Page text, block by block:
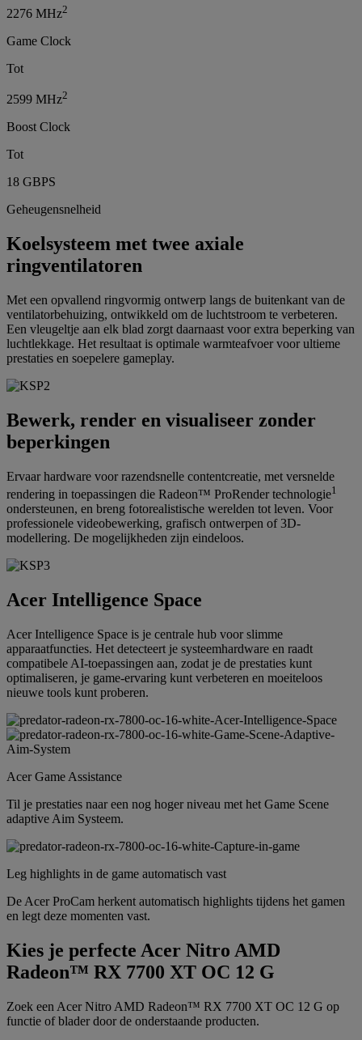
2276 MHz2
Game Clock
Tot
2599 MHz2
Boost Clock
Tot
18 GBPS
Geheugensnelheid
Koelsysteem met twee axiale
ringventilatoren
Met een opvallend ringvormig ontwerp langs de buitenkant van de
ventilatorbehuizing, ontwikkeld om de luchtstroom te verbeteren.
Een vleugeltje aan elk blad zorgt daarnaast voor extra beperking van
luchtlekkage. Het resultaat is optimale warmteafvoer voor ultieme
prestaties en soepelere gameplay.
Bewerk, render en visualiseer zonder
beperkingen
Ervaar hardware voor razendsnelle contentcreatie, met versnelde
rendering in toepassingen die Radeon™ ProRender technologie1
ondersteunen, en breng fotorealistische werelden tot leven. Voor
professionele videobewerking, grafisch ontwerpen of 3D-
modellering. De mogelijkheden zijn eindeloos.
Acer Intelligence Space
Acer Intelligence Space is je centrale hub voor slimme
apparaatfuncties. Het detecteert je systeemhardware en raadt
compatibele AI-toepassingen aan, zodat je de prestaties kunt
optimaliseren, je game-ervaring kunt verbeteren en moeiteloos
nieuwe tools kunt proberen.
Acer Game Assistance
Til je prestaties naar een nog hoger niveau met het Game Scene
adaptive Aim Systeem.
Leg highlights in de game automatisch vast
De Acer ProCam herkent automatisch highlights tijdens het gamen
en legt deze momenten vast.
Kies je perfecte Acer Nitro AMD
Radeon™ RX 7700 XT OC 12 G
Zoek een Acer Nitro AMD Radeon™ RX 7700 XT OC 12 G op
functie of blader door de onderstaande producten.